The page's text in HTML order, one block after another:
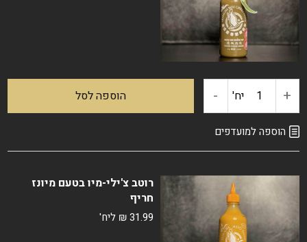
צ'ילי
סופר
+ כמות
של
צ'ילי
יח' - הוספה לסל
הוספה למועדפים
רוטב צ'ילי-מיו בטעם מיונז
חריף
₪31.99 ליח'